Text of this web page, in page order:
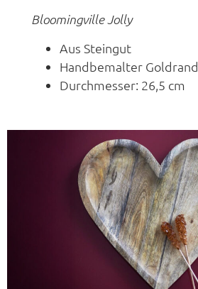
Bloomingville Jolly
Aus Steingut
Handbemalter Goldrand
Durchmesser: 26,5 cm